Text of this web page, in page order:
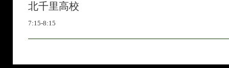
北千里高校
7:15-8:15